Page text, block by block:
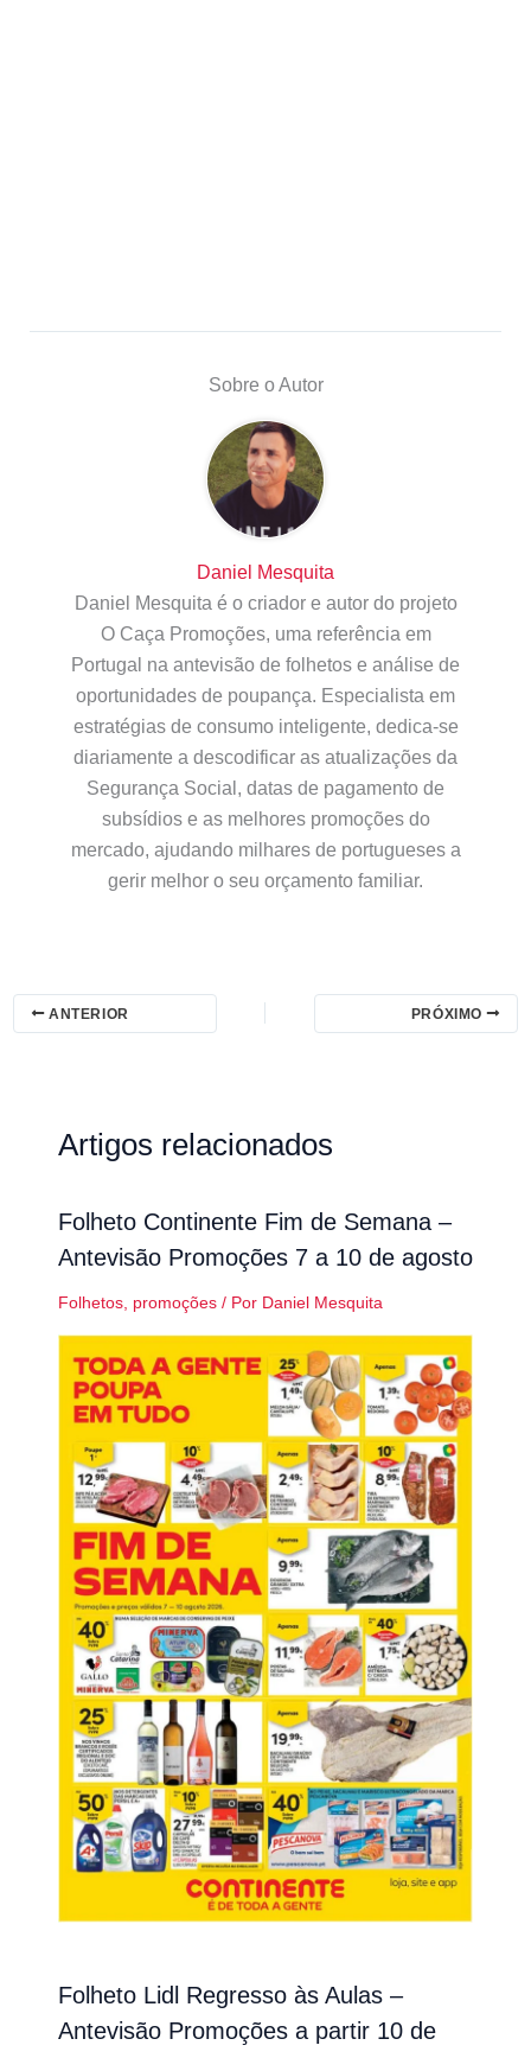
Sobre o Autor
Daniel Mesquita
Daniel Mesquita é o criador e autor do projeto
O Caça Promoções, uma referência em
Portugal na antevisão de folhetos e análise de
oportunidades de poupança. Especialista em
estratégias de consumo inteligente, dedica-se
diariamente a descodificar as atualizações da
Segurança Social, datas de pagamento de
subsídios e as melhores promoções do
mercado, ajudando milhares de portugueses a
gerir melhor o seu orçamento familiar.
ANTERIOR PRÓXIMO
Artigos relacionados
Folheto Continente Fim de Semana –
Antevisão Promoções 7 a 10 de agosto
Folhetos, promoções/ Por Daniel Mesquita
Folheto Lidl Regresso às Aulas –
Antevisão Promoções a partir 10 de